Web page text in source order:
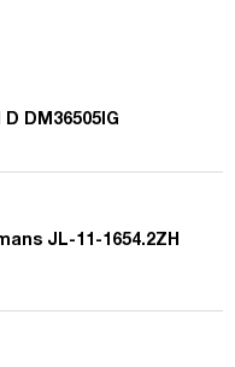
DM36505IG
JL-11-1654.2ZH